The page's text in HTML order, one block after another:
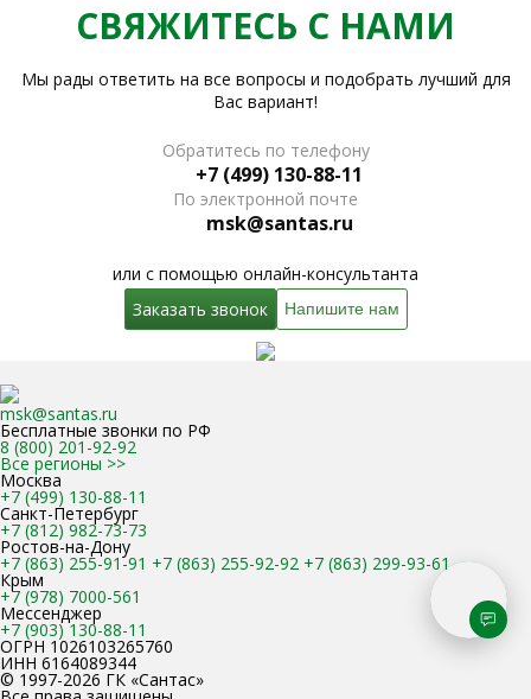
СВЯЖИТЕСЬ С НАМИ
Мы рады ответить на все вопросы и подобрать лучший для
Вас вариант!
Обратитесь по телефону
+7 (499) 130-88-11
По электронной почте
msk@santas.ru
или с помощью онлайн-консультанта
Заказать звонок
Напишите нам
msk@santas.ru
Бесплатные звонки по РФ
8 (800) 201-92-92
Все регионы >>
Москва
+7 (499) 130-88-11
Санкт-Петербург
+7 (812) 982-73-73
Ростов-на-Дону
+7 (863) 255-91-91 +7 (863) 255-92-92 +7 (863) 299-93-61
Крым
+7 (978) 7000-561
Мессенджер
+7 (903) 130-88-11
ОГРН 1026103265760
ИНН 6164089344
© 1997-2026 ГК «Сантас»